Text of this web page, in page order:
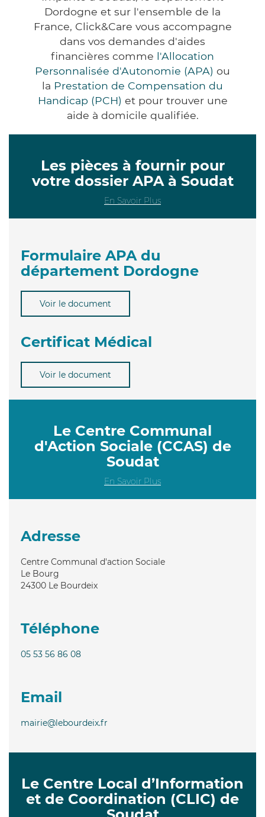
Dordogne et sur l'ensemble de la
France, Click&Care vous accompagne
dans vos demandes d'aides
financières comme l'Allocation
Personnalisée d'Autonomie (APA) ou
la Prestation de Compensation du
Handicap (PCH) et pour trouver une
aide à domicile qualifiée.
Les pièces à fournir pour
votre dossier APA à Soudat
En Savoir Plus
Formulaire APA du
département Dordogne
Voir le document
Certificat Médical
Voir le document
Le Centre Communal
d'Action Sociale (CCAS) de
Soudat
En Savoir Plus
Adresse
Centre Communal d'action Sociale
Le Bourg
24300 Le Bourdeix
Téléphone
05 53 56 86 08
Email
mairie@lebourdeix.fr
Le Centre Local d’Information
et de Coordination (CLIC) de